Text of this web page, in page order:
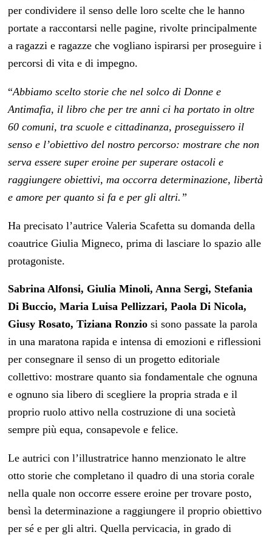
per condividere il senso delle loro scelte che le hanno
portate a raccontarsi nelle pagine, rivolte principalmente
a ragazzi e ragazze che vogliano ispirarsi per proseguire i
percorsi di vita e di impegno.
“Abbiamo scelto storie che nel solco di Donne e
Antimafia, il libro che per tre anni ci ha portato in oltre
60 comuni, tra scuole e cittadinanza, proseguissero il
senso e l’obiettivo del nostro percorso: mostrare che non
serva essere super eroine per superare ostacoli e
raggiungere obiettivi, ma occorra determinazione, libertà
e amore per quanto si fa e per gli altri.”
Ha precisato l’autrice Valeria Scafetta su domanda della
coautrice Giulia Migneco, prima di lasciare lo spazio alle
protagoniste.
Sabrina Alfonsi, Giulia Minoli, Anna Sergi, Stefania
Di Buccio, Maria Luisa Pellizzari, Paola Di Nicola,
Giusy Rosato, Tiziana Ronzio si sono passate la parola
in una maratona rapida e intensa di emozioni e riflessioni
per consegnare il senso di un progetto editoriale
collettivo: mostrare quanto sia fondamentale che ognuna
e ognuno sia libero di scegliere la propria strada e il
proprio ruolo attivo nella costruzione di una società
sempre più equa, consapevole e felice.
Le autrici con l’illustratrice hanno menzionato le altre
otto storie che completano il quadro di una storia corale
nella quale non occorre essere eroine per trovare posto,
bensì la determinazione a raggiungere il proprio obiettivo
per sé e per gli altri. Quella pervicacia, in grado di